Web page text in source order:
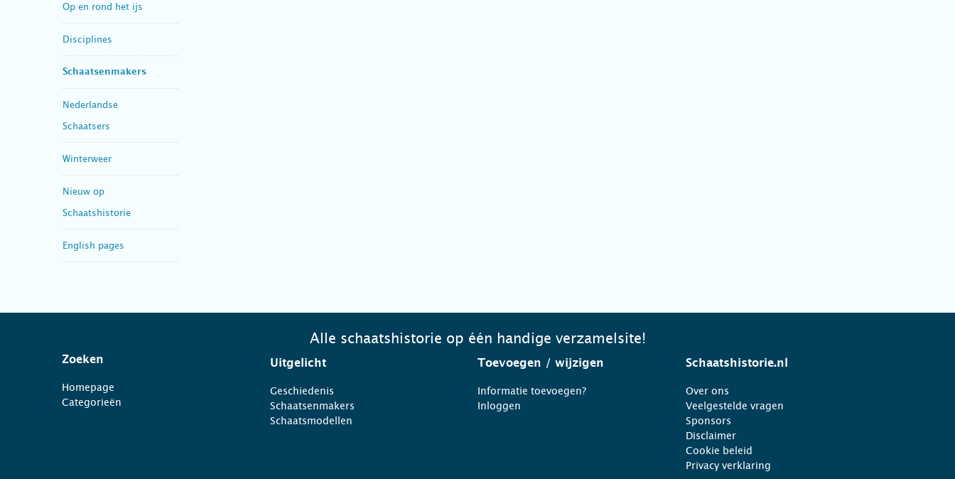
Op en rond het ijs
Disciplines
Schaatsenmakers
Nederlandse
Schaatsers
Winterweer
Nieuw op
Schaatshistorie
English pages
Alle schaatshistorie op één handige verzamelsite!
Zoeken
Homepage
Categorieën
Uitgelicht
Geschiedenis
Schaatsenmakers
Schaatsmodellen
Toevoegen / wijzigen
Informatie toevoegen?
Inloggen
Schaatshistorie.nl
Over ons
Veelgestelde vragen
Sponsors
Disclaimer
Cookie beleid
Privacy verklaring